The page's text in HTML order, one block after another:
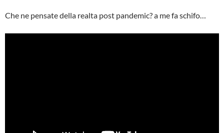
Che ne pensate della realta post pandemic? a me fa schifo…